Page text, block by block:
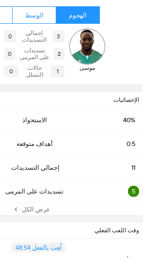
الهجوم الوسط
موسى
3
إجمالي
التسديدات
0
2
تسديدات
على المرمى
0
1
حالات
التسلل
0
الإحصائيات
40% الاستحواذ
0.5 أهداف متوقعة
11 إجمالي التسديدات
5 تسديدات على المرمى
عرض الكل
وقت اللعب الفعلي
لُعِبَ بالفعل 48:54